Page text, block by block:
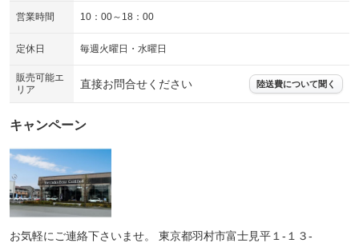
営業時間 10：00～18：00
定休日 毎週火曜日・水曜日
販売可能エ
リア
直接お問合せください 陸送費について聞く
キャンペーン
お気軽にご連絡下さいませ。 東京都羽村市富士見平１‐１３‐